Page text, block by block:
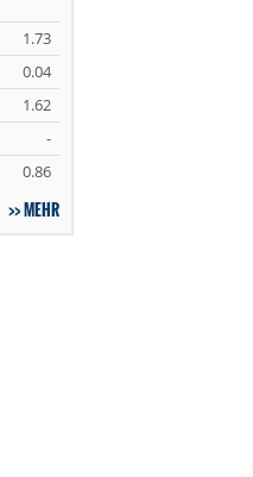
1.73
0.04
1.62
-
0.86
MEHR